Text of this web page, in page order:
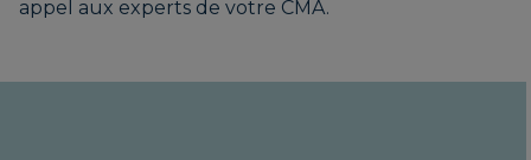
appel aux experts de votre CMA.